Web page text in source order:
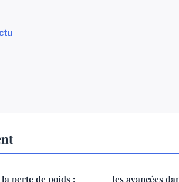
perte de poids : les avancées